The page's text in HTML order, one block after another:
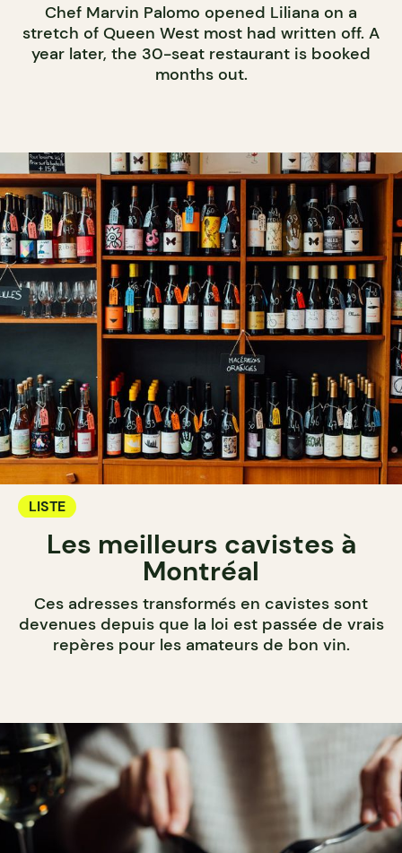
Chef Marvin Palomo opened Liliana on a
stretch of Queen West most had written off. A
year later, the 30-seat restaurant is booked
months out.
LISTE
Les meilleurs cavistes à
Montréal
Ces adresses transformés en cavistes sont
devenues depuis que la loi est passée de vrais
repères pour les amateurs de bon vin.